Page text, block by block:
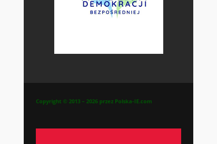
Copyright © 2013 – 2026 przez Polska-IE.com